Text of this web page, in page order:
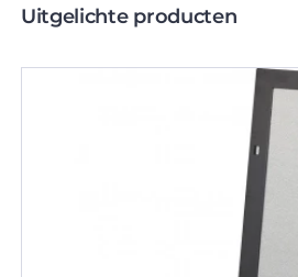
Uitgelichte producten